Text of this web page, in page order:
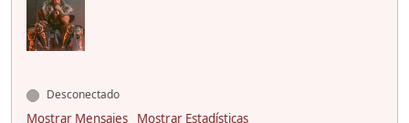
Desconectado
Mostrar Mensajes
Mostrar Estadísticas